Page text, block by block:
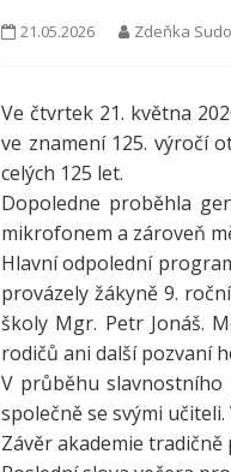
21.05.2026 Zdeňka
Ve čtvrtek 21. května
ve znamení 125. výročí
celých 125 let.
Dopoledne proběhla
mikrofonem a zároveň
Hlavní odpolední
provázely žákyně 9.
školy Mgr. Petr Jonáš.
rodičů ani další pozvaní
V průběhu
společně se svými
Závěr akademie